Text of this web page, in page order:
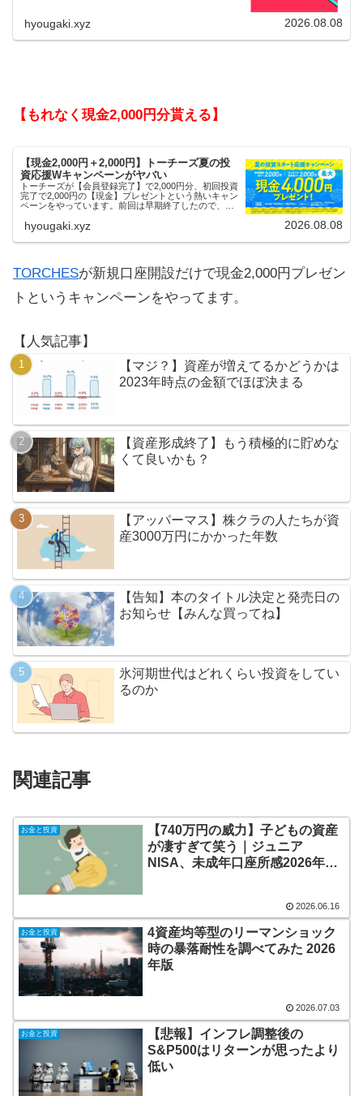
hyougaki.xyz 2026.08.08
【もれなく現金2,000円分貰える】
【現金2,000円＋2,000円】トーチーズ夏の投
資応援Wキャンペーンがヤバい
トーチーズが【会員登録完了】で2,000円分、初回投資
完了で2,000円の【現金】プレゼントという熱いキャン
ペーンをやっています。前回は早期終了したので、使
hyougaki.xyz 2026.08.08
TORCHESが新規口座開設だけで現金2,000円プレゼン
トというキャンペーンをやってます。
【人気記事】
【マジ？】資産が増えてるかどうかは
2023年時点の金額でほぼ決まる
【資産形成終了】もう積極的に貯めな
くて良いかも？
【アッパーマス】株クラの人たちが資
産3000万円にかかった年数
【告知】本のタイトル決定と発売日の
お知らせ【みんな買ってね】
氷河期世代はどれくらい投資をしてい
るのか
関連記事
お金と投資
【740万円の威力】子どもの資産
が凄すぎて笑う｜ジュニア
NISA、未成年口座所感2026年6
2026.06.16
お金と投資
4資産均等型のリーマンショック
時の暴落耐性を調べてみた 2026
年版
2026.07.03
お金と投資
【悲報】インフレ調整後の
S&P500はリターンが思ったより
低い